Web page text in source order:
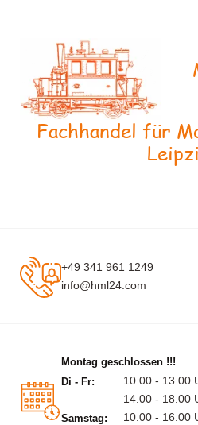
Fachhandel für
+49 341 961 1249
info@hml24.com
Montag geschlossen !!!
Di - Fr:
10.00 - 13.00
14.00 - 18.00
Samstag: 10.00 - 16.00